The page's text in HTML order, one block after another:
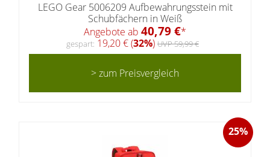
LEGO Gear 5006209 Aufbewahrungsstein mit
Schubfächern in Weiß
Angebote ab 40,79 €*
gespart: 19,20 € (32%) UVP 59,99 €
> zum Preisvergleich
25%